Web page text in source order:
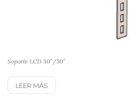
Soporte LCD 30″/50″
LEER MÁS